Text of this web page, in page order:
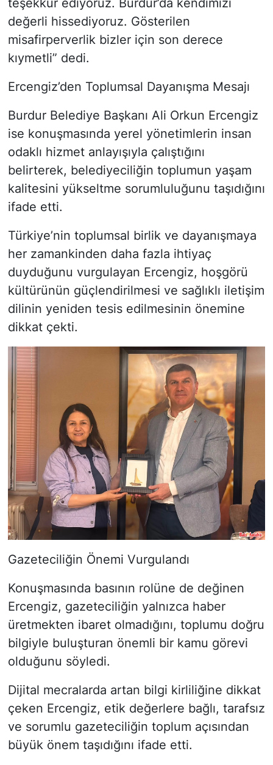
değerli hissediyoruz. Gösterilen
misafirperverlik bizler için son derece
kıymetli” dedi.
Ercengiz’den Toplumsal Dayanışma Mesajı
Burdur Belediye Başkanı Ali Orkun Ercengiz
ise konuşmasında yerel yönetimlerin insan
odaklı hizmet anlayışıyla çalıştığını
belirterek, belediyeciliğin toplumun yaşam
kalitesini yükseltme sorumluluğunu taşıdığını
ifade etti.
Türkiye’nin toplumsal birlik ve dayanışmaya
her zamankinden daha fazla ihtiyaç
duyduğunu vurgulayan Ercengiz, hoşgörü
kültürünün güçlendirilmesi ve sağlıklı iletişim
dilinin yeniden tesis edilmesinin önemine
dikkat çekti.
Gazeteciliğin Önemi Vurgulandı
Konuşmasında basının rolüne de değinen
Ercengiz, gazeteciliğin yalnızca haber
üretmekten ibaret olmadığını, toplumu doğru
bilgiyle buluşturan önemli bir kamu görevi
olduğunu söyledi.
Dijital mecralarda artan bilgi kirliliğine dikkat
çeken Ercengiz, etik değerlere bağlı, tarafsız
ve sorumlu gazeteciliğin toplum açısından
büyük önem taşıdığını ifade etti.